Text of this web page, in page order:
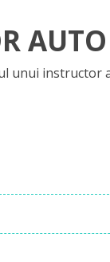
unui instructor